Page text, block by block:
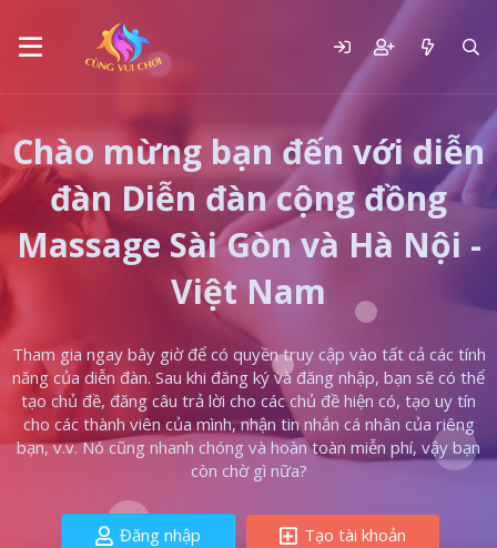
Chào mừng bạn đến với diễn
đàn Diễn đàn cộng đồng
Massage Sài Gòn và Hà Nội -
Việt Nam
Tham gia ngay bây giờ để có quyền truy cập vào tất cả các tính
năng của diễn đàn. Sau khi đăng ký và đăng nhập, bạn sẽ có thể
tạo chủ đề, đăng câu trả lời cho các chủ đề hiện có, tạo uy tín
cho các thành viên của mình, nhận tin nhắn cá nhân của riêng
bạn, v.v. Nó cũng nhanh chóng và hoàn toàn miễn phí, vậy bạn
còn chờ gì nữa?
Đăng nhập Tạo tài khoản